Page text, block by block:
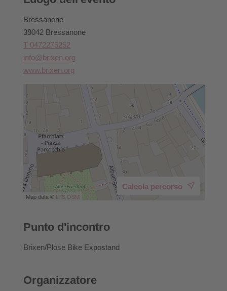
Bressanone
39042 Bressanone
T 0472275252
info@brixen.org
www.brixen.org
Map data © LTS OSM
Calcola percorso
Punto d'incontro
Brixen/Plose Bike Expostand
Organizzatore